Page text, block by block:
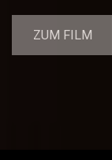
ZUM FILM